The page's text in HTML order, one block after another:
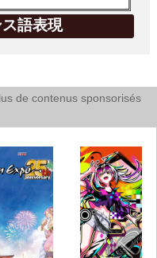
語表現
de contenus sponsorisés